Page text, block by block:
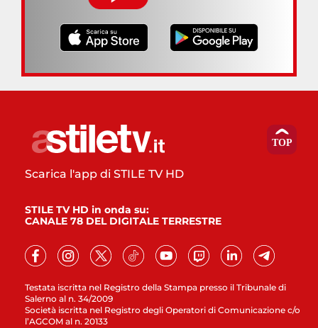
Testata iscritta nel Registro della Stampa presso il Tribunale di
Salerno al n. 34/2009
Società iscritta nel Registro degli Operatori di Comunicazione c/o
l’AGCOM al n. 20133
Scarica l'app di STILE TV HD
STILE TV HD in onda su:
CANALE 78 DEL DIGITALE TERRESTRE